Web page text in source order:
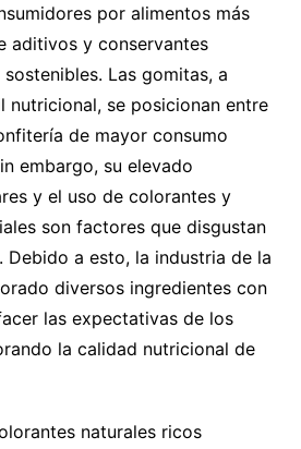
por alimentos más
aditivos y conservantes
Las gomitas, a
nutricional, se posicionan entre
de mayor consumo
embargo, su elevado
y el uso de colorantes y
son factores que disgustan
Debido a esto, la industria de la
diversos ingredientes con
las expectativas de los
la calidad nutricional de
naturales ricos